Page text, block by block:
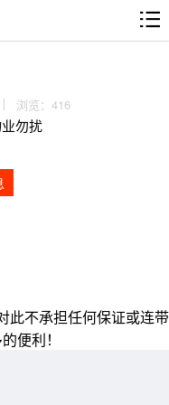
浏览：416
勿扰
此不承担任何保证或连带
便利！